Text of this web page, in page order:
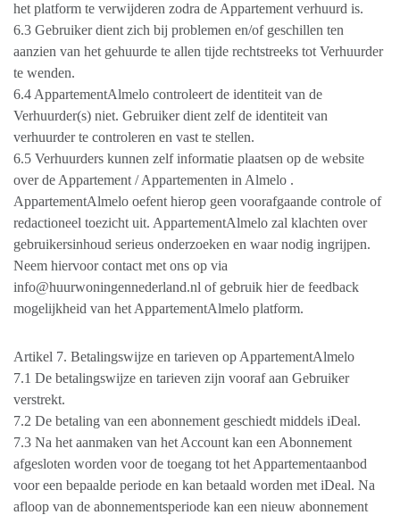
het platform te verwijderen zodra de Appartement verhuurd is.
6.3 Gebruiker dient zich bij problemen en/of geschillen ten
aanzien van het gehuurde te allen tijde rechtstreeks tot Verhuurder
te wenden.
6.4 AppartementAlmelo controleert de identiteit van de
Verhuurder(s) niet. Gebruiker dient zelf de identiteit van
verhuurder te controleren en vast te stellen.
6.5 Verhuurders kunnen zelf informatie plaatsen op de website
over de Appartement / Appartementen in Almelo .
AppartementAlmelo oefent hierop geen voorafgaande controle of
redactioneel toezicht uit. AppartementAlmelo zal klachten over
gebruikersinhoud serieus onderzoeken en waar nodig ingrijpen.
Neem hiervoor contact met ons op via
info@huurwoningennederland.nl of gebruik hier de feedback
mogelijkheid van het AppartementAlmelo platform.
Artikel 7. Betalingswijze en tarieven op AppartementAlmelo
7.1 De betalingswijze en tarieven zijn vooraf aan Gebruiker
verstrekt.
7.2 De betaling van een abonnement geschiedt middels iDeal.
7.3 Na het aanmaken van het Account kan een Abonnement
afgesloten worden voor de toegang tot het Appartementaanbod
voor een bepaalde periode en kan betaald worden met iDeal. Na
afloop van de abonnementsperiode kan een nieuw abonnement